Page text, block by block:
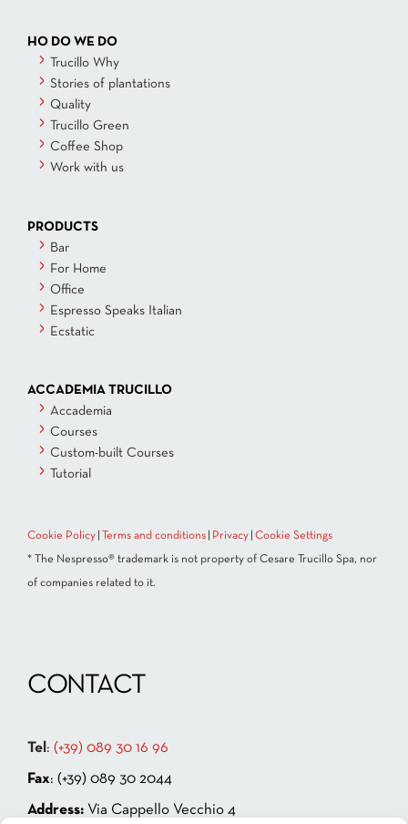
HO DO WE DO
Trucillo Why
Stories of plantations
Quality
Trucillo Green
Coffee Shop
Work with us
PRODUCTS
Bar
For Home
Office
Espresso Speaks Italian
Ecstatic
ACCADEMIA TRUCILLO
Accademia
Courses
Custom-built Courses
Tutorial
Cookie Policy Terms and conditions Privacy Cookie Settings
* The Nespresso® trademark is not property of Cesare Trucillo Spa, nor
of companies related to it.
CONTACT
Tel : (+39) 089 30 16 96
Fax: (+39) 089 30 2044
Address: Via Cappello Vecchio 4